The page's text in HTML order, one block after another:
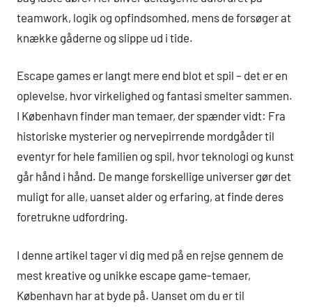
teamwork, logik og opfindsomhed, mens de forsøger at
knække gåderne og slippe ud i tide.
Escape games er langt mere end blot et spil – det er en
oplevelse, hvor virkelighed og fantasi smelter sammen.
I København finder man temaer, der spænder vidt: Fra
historiske mysterier og nervepirrende mordgåder til
eventyr for hele familien og spil, hvor teknologi og kunst
går hånd i hånd. De mange forskellige universer gør det
muligt for alle, uanset alder og erfaring, at finde deres
foretrukne udfordring.
I denne artikel tager vi dig med på en rejse gennem de
mest kreative og unikke escape game-temaer,
København har at byde på. Uanset om du er til